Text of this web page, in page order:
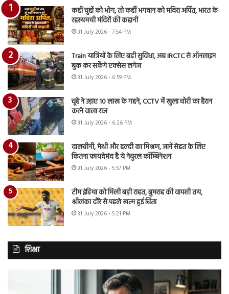
कहीं चूहों को भोग, तो कहीं भगवान को मदिरा अर्पित, भारत के
रहस्यमयी मंदिरों की कहानी
31 July 2026 - 7:54 PM
Train यात्रियों के लिए बड़ी सुविधा, अब IRCTC से ऑनलाइन
बुक कर सकेंगे एक्सेस लगेज
31 July 2026 - 6:59 PM
चूहे ने उड़ाए 10 लाख के गहने, CCTV में खुला चोरी का हैरान
करने वाला राज
31 July 2026 - 6:26 PM
दालचीनी, मेथी और हल्दी का मिश्रण, जानें सेहत के लिए
कितना फायदेमंद है ये नेचुरल कॉम्बिनेशन
31 July 2026 - 5:57 PM
टीम इंडिया को मिली बड़ी राहत, बुमराह की वापसी तय,
श्रीलंका दौरे से पहले खत्म हुई चिंता
31 July 2026 - 5:21 PM
शिक्षा